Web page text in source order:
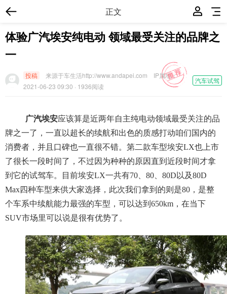
正文
体验广汽埃安纯电动 领域最受关注的品牌之
一
汽车试驾
投稿 来源于车生活http://www.andapei.com
IP属地：
2021-06-23 09:30 · 1936阅读
广汽埃安应该算是近两年自主纯电动领域最受关注的品
牌之一了，一直以超长的续航和出色的质感打动咱们国内的
消费者，并且口碑也一直很不错。第二款车型埃安LX也上市
了很长一段时间了，不过因为种种的原因直到近段时间才拿
到它的试驾车。目前埃安LX一共有70、80、80D以及80D
Max四种车型来供大家选择，此次我们拿到的则是80，是整
个车系中续航能力最强的车型，可以达到650km，在当下
SUV市场里可以说是很有优势了。